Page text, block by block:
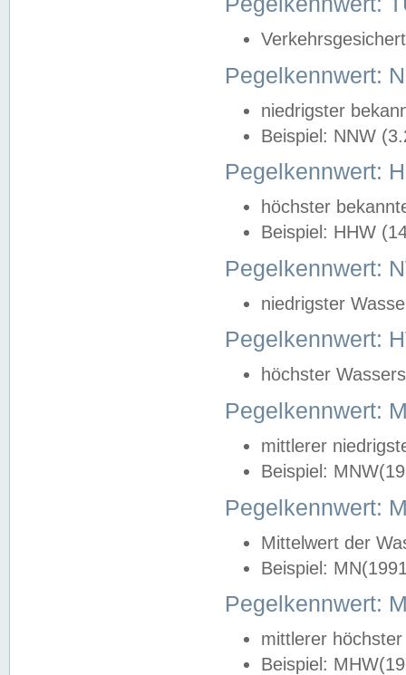
Pegelkennwert:
niedrigster
Beispiel: NNW
Pegelkennwert:
höchster
Beispiel: HHW
Pegelkennwert:
niedrigster
Pegelkennwert:
höchster
Pegelkennwert:
mittlerer
Beispiel:
Pegelkennwert:
Mittelwert der
Beispiel:
Pegelkennwert:
mittlerer
Beispiel: